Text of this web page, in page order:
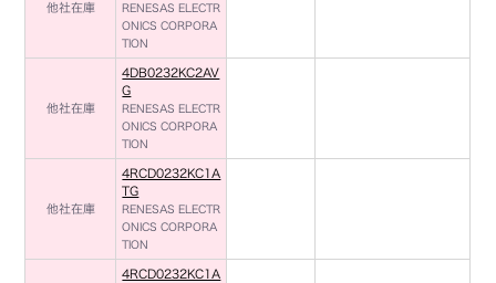
他社在庫
RENESAS ELECTR
ONICS CORPORA
TION
他社在庫
4DB0232KC2AV
G
RENESAS ELECTR
ONICS CORPORA
TION
他社在庫
4RCD0232KC1A
TG
RENESAS ELECTR
ONICS CORPORA
TION
4RCD0232KC1A